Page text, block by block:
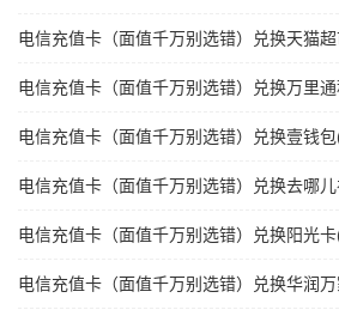
电信充值卡（面值千万别选错）兑换天猫
电信充值卡（面值千万别选错）兑换万里
电信充值卡（面值千万别选错）兑换壹钱
电信充值卡（面值千万别选错）兑换去哪
电信充值卡（面值千万别选错）兑换阳光
电信充值卡（面值千万别选错）兑换华润